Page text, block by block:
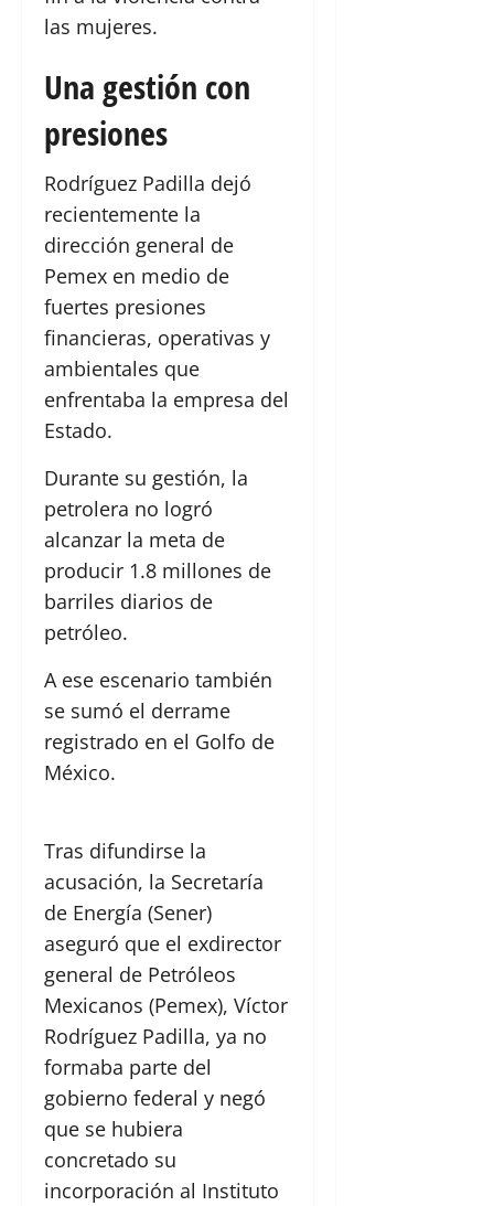
las mujeres.
Una gestión con
presiones
Rodríguez Padilla dejó
recientemente la
dirección general de
Pemex en medio de
fuertes presiones
financieras, operativas y
ambientales que
enfrentaba la empresa del
Estado.
Durante su gestión, la
petrolera no logró
alcanzar la meta de
producir 1.8 millones de
barriles diarios de
petróleo.
A ese escenario también
se sumó el derrame
registrado en el Golfo de
México.
Tras difundirse la
acusación, la Secretaría
de Energía (Sener)
aseguró que el exdirector
general de Petróleos
Mexicanos (Pemex), Víctor
Rodríguez Padilla, ya no
formaba parte del
gobierno federal y negó
que se hubiera
concretado su
incorporación al Instituto